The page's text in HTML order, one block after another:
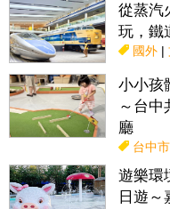
從蒸汽
玩，鐵
國外|
小小孩
～台中
廳
台中市
遊樂環
日遊